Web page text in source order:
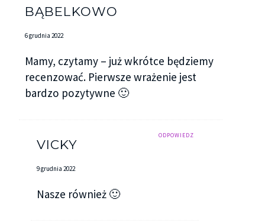
BĄBELKOWO
6 grudnia 2022
Mamy, czytamy – już wkrótce będziemy
recenzować. Pierwsze wrażenie jest
bardzo pozytywne 🙂
ODPOWIEDZ
VICKY
9 grudnia 2022
Nasze również 🙂